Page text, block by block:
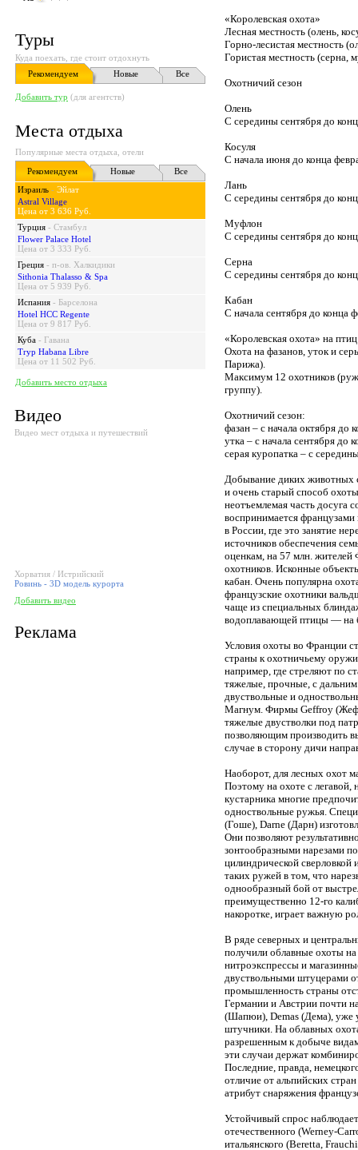
Туры
Куда поехать, где стоит отдохнуть
Рекомендуем
Новые Все
Добавить тур (для агентств)
Места отдыха
Популярные места отдыха, отели
Рекомендуем
Новые
Все
Израиль - Эйлат
Astral Village
Цена от 3 636 Руб.
Турция - Стамбул
Flower Palace Hotel
Цена от 3 333 Руб.
Греция - п-ов. Халкидики
Sithonia Thalasso & Spa
Цена от 5 939 Руб.
Испания - Барселона
Hotel HCC Regente
Цена от 9 817 Руб.
Куба - Гавана
Tryp Habana Libre
Цена от 11 502 Руб.
Добавить место отдыха
Видео
Видео мест отдыха и путешествий
Хорватия / Истрийский
Ровинь - 3D модель курорта
Добавить видео
Реклама
«Королевская охота»
Лесная местность (олень,
Горно-лесистая местность
Гористая местность (серна,
Охотничий сезон
Олень
С середины сентября до
Косуля
С начала июня до конца
Лань
С середины сентября до
Муфлон
С середины сентября до
Серна
С середины сентября до
Кабан
С начала сентября до конца
«Королевская охота» на птиц
Охота на фазанов, уток и
Парижа).
Максимум 12 охотников
группу).
Охотничий сезон:
фазан – с начала октября до
утка – с начала сентября до
серая куропатка – с
Добывание диких
и очень старый способ
неотъемлемая часть досуга
воспринимается
в России, где это занятие
источников обеспечения
оценкам, на 57 млн.
охотников. Исконные
кабан. Очень популярна
французские охотники
чаще из специальных
водоплавающей птицы — на
Условия охоты во Франции
страны к охотничьему
например, где стреляют по
тяжелые, прочные, с
двуствольные и
Магнум. Фирмы Geffroy
тяжелые двустволки под
позволяющим производить
случае в сторону дичи
Наоборот, для лесных охот
Поэтому на охоте с легавой,
кустарника многие
одноствольные ружья.
(Гоше), Darne (Дарн)
Они позволяют
зонтообразными нарезами
цилиндрической
таких ружей в том, что
однообразный бой от
преимущественно 12-го
накоротке, играет важную
В ряде северных и
получили облавные охоты
нитроэкспрессы и
двуствольными штуцерами
промышленность страны
Германии и Австрии почти
(Шапюи), Demas (Дема), уже
штучники. На облавных
разрешенным к добыче
эти случаи держат
Последние, правда,
отличие от альпийских
атрибут снаряжения
Устойчивый спрос
отечественного (Werney-
итальянского (Beretta,